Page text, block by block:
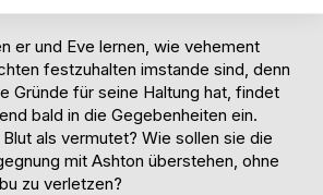
er und Eve lernen, wie vehement
festzuhalten imstande sind, denn
Gründe für seine Haltung hat, findet
bald in die Gegebenheiten ein.
als vermutet? Wie sollen sie die
mit Ashton überstehen, ohne
zu verletzen?